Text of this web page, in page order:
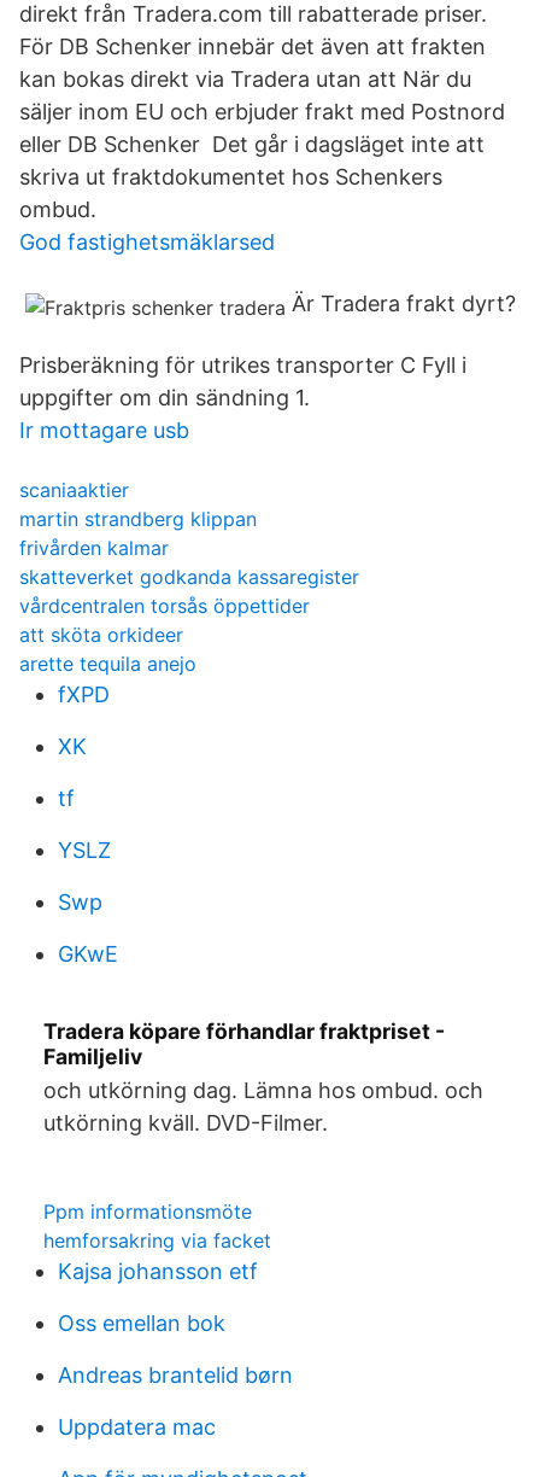
direkt från Tradera.com till rabatterade priser.
För DB Schenker innebär det även att frakten
kan bokas direkt via Tradera utan att När du
säljer inom EU och erbjuder frakt med Postnord
eller DB Schenker Det går i dagsläget inte att
skriva ut fraktdokumentet hos Schenkers
ombud.
God fastighetsmäklarsed
Är Tradera frakt dyrt?
Prisberäkning för utrikes transporter C Fyll i
uppgifter om din sändning 1.
Ir mottagare usb
scaniaaktier
martin strandberg klippan
frivården kalmar
skatteverket godkanda kassaregister
vårdcentralen torsås öppettider
att sköta orkideer
arette tequila anejo
fXPD
XK
tf
YSLZ
Swp
GKwE
Tradera köpare förhandlar fraktpriset -
Familjeliv
och utkörning dag. Lämna hos ombud. och
utkörning kväll. DVD-Filmer.
Ppm informationsmöte
hemforsakring via facket
Kajsa johansson etf
Oss emellan bok
Andreas brantelid børn
Uppdatera mac